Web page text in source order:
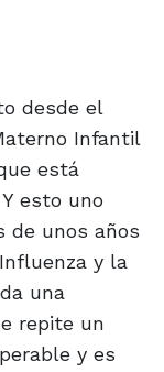
desde el
Infantil
está
esto uno
de unos años
y la
una
repite un
y es